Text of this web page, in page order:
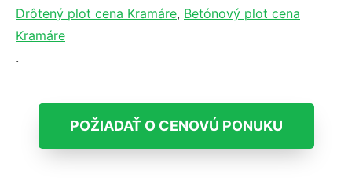
Drôtený plot cena Kramáre, Betónový plot cena
Kramáre
.
POŽIADAŤ O CENOVÚ PONUKU